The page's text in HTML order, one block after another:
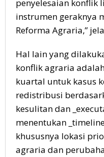
penyelesaian konflik
instrumen geraknya
Reforma Agraria,”
Hal lain yang
konflik agraria
kuartal untuk kasus
redistribusi
kesulitan dan
menentukan
khususnya lokasi
agraria dan